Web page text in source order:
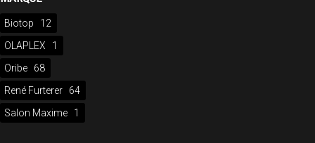
Biotop
12
OLAPLEX
1
Oribe
68
René Furterer
64
Salon Maxime
1